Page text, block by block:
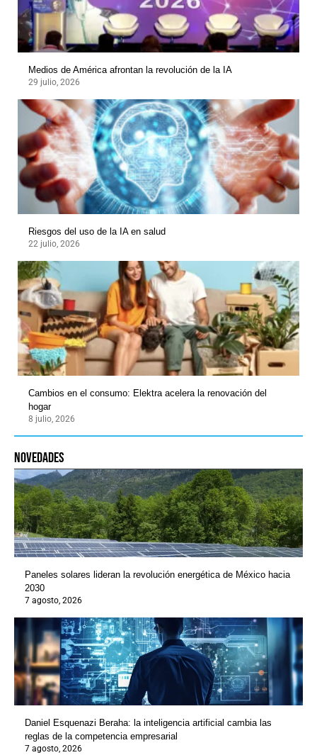
Medios de América afrontan la revolución de la IA
29 julio, 2026
Riesgos del uso de la IA en salud
22 julio, 2026
Cambios en el consumo: Elektra acelera la renovación del
hogar
8 julio, 2026
novedades
Paneles solares lideran la revolución energética de México hacia
2030
7 agosto, 2026
Daniel Esquenazi Beraha: la inteligencia artificial cambia las
reglas de la competencia empresarial
7 agosto, 2026